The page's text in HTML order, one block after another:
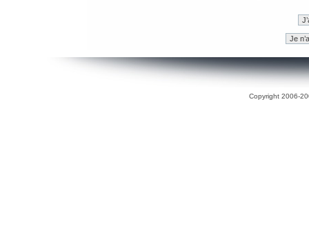
Copyright 2006-